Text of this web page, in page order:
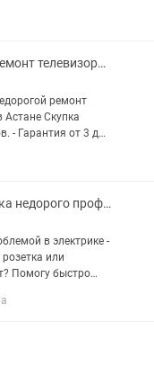
Скупка прием ремонт телевизоров в Астане.
ремонт
Скупка
до
цены -
Услуги электрика недорого профессионально
в электрике -
розетка или
Помогу быстро